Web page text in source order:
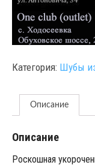
Категория: Шубы
Описание
Описание
Роскошная